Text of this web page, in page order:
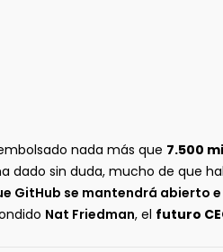
nada más que 7.500
dado sin duda, mucho de que
GitHub se mantendrá abierto
Nat Friedman, el futuro